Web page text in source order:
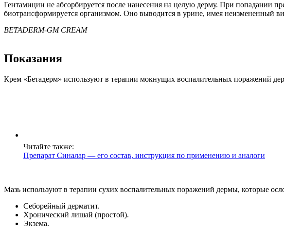
Гентамицин не абсорбируется после нанесения на целую дерму. При попадании
биотрансформируется организмом. Оно выводится в урине, имея неизмененный
BETADERM-GM CREAM
Показания
Крем «Бетадерм» используют в терапии мокнущих воспалительных поражений
Читайте также:
Препарат Синалар — его состав, инструкция по применению и аналоги
Мазь используют в терапии сухих воспалительных поражений дермы, которые
Себорейный дерматит.
Хронический лишай (простой).
Экзема.